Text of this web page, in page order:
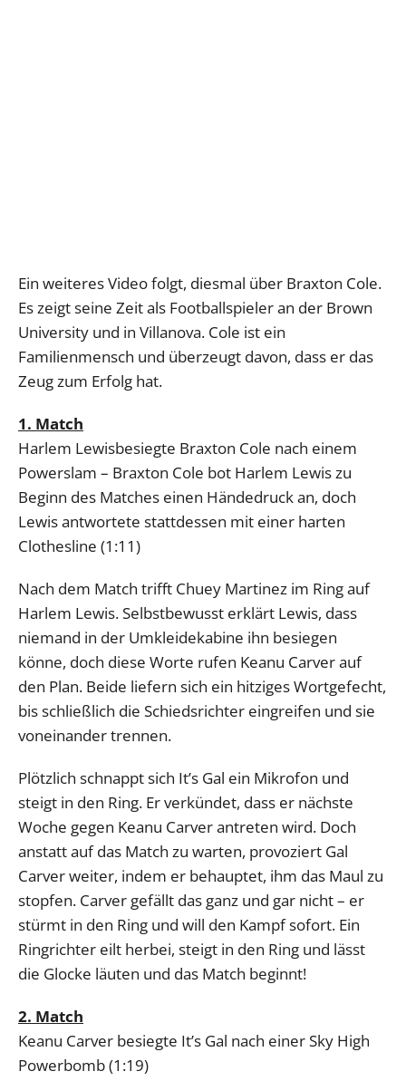
Ein weiteres Video folgt, diesmal über Braxton Cole.
Es zeigt seine Zeit als Footballspieler an der Brown
University und in Villanova. Cole ist ein
Familienmensch und überzeugt davon, dass er das
Zeug zum Erfolg hat.
1. Match
Harlem Lewisbesiegte Braxton Cole nach einem
Powerslam – Braxton Cole bot Harlem Lewis zu
Beginn des Matches einen Händedruck an, doch
Lewis antwortete stattdessen mit einer harten
Clothesline (1:11)
Nach dem Match trifft Chuey Martinez im Ring auf
Harlem Lewis. Selbstbewusst erklärt Lewis, dass
niemand in der Umkleidekabine ihn besiegen
könne, doch diese Worte rufen Keanu Carver auf
den Plan. Beide liefern sich ein hitziges Wortgefecht,
bis schließlich die Schiedsrichter eingreifen und sie
voneinander trennen.
Plötzlich schnappt sich It’s Gal ein Mikrofon und
steigt in den Ring. Er verkündet, dass er nächste
Woche gegen Keanu Carver antreten wird. Doch
anstatt auf das Match zu warten, provoziert Gal
Carver weiter, indem er behauptet, ihm das Maul zu
stopfen. Carver gefällt das ganz und gar nicht – er
stürmt in den Ring und will den Kampf sofort. Ein
Ringrichter eilt herbei, steigt in den Ring und lässt
die Glocke läuten und das Match beginnt!
2. Match
Keanu Carver besiegte It’s Gal nach einer Sky High
Powerbomb (1:19)